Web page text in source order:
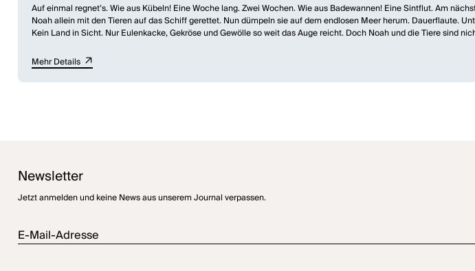
Auf einmal regnet’s. Wie aus Kübeln! Eine Woche lang. Zwei Wochen. Wie aus Badewannen! Eine Sintflut. Am
Noah allein mit den Tieren auf das Schiff gerettet. Nun dümpeln sie auf dem endlosen Meer herum. Dauerflaute.
Kein Land in Sicht. Nur Eulenkacke, Gekröse und Gewölle so weit das Auge reicht. Doch Noah und die Tiere sind
Lothar Kittstein schrieb dieses Stück im Auftrag von „Nah dran! Neue Stücke für das Kindertheater“, einem Kooperationsprojekt des Kinder- und Jugendtheaterzentrums in der Bundesrepublik Deutschland und des Deutschen
Literaturfonds e.V., mit Mitteln des Bundesbeauftragten für Kultur und Medien.
Mehr Details
Newsletter
Jetzt anmelden und keine News aus unserem Journal verpassen.
E-Mail-Adresse